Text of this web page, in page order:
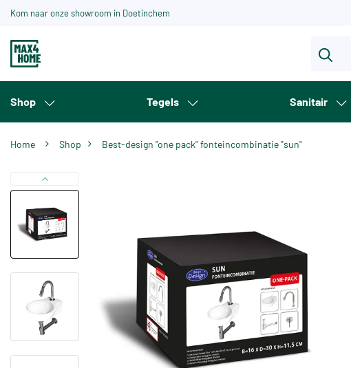
Kom naar onze showroom in Doetinchem
Shop Tegels Sanitair
Home Shop Best-design "one pack" fonteincombinatie "sun"